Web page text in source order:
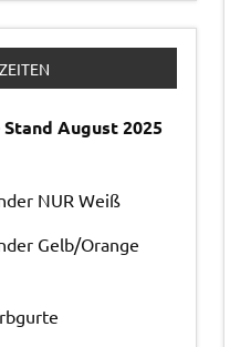
Stand August 2025
NUR Weiß
Gelb/Orange